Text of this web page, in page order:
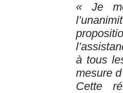
« Je
à tous
mesure
Cette